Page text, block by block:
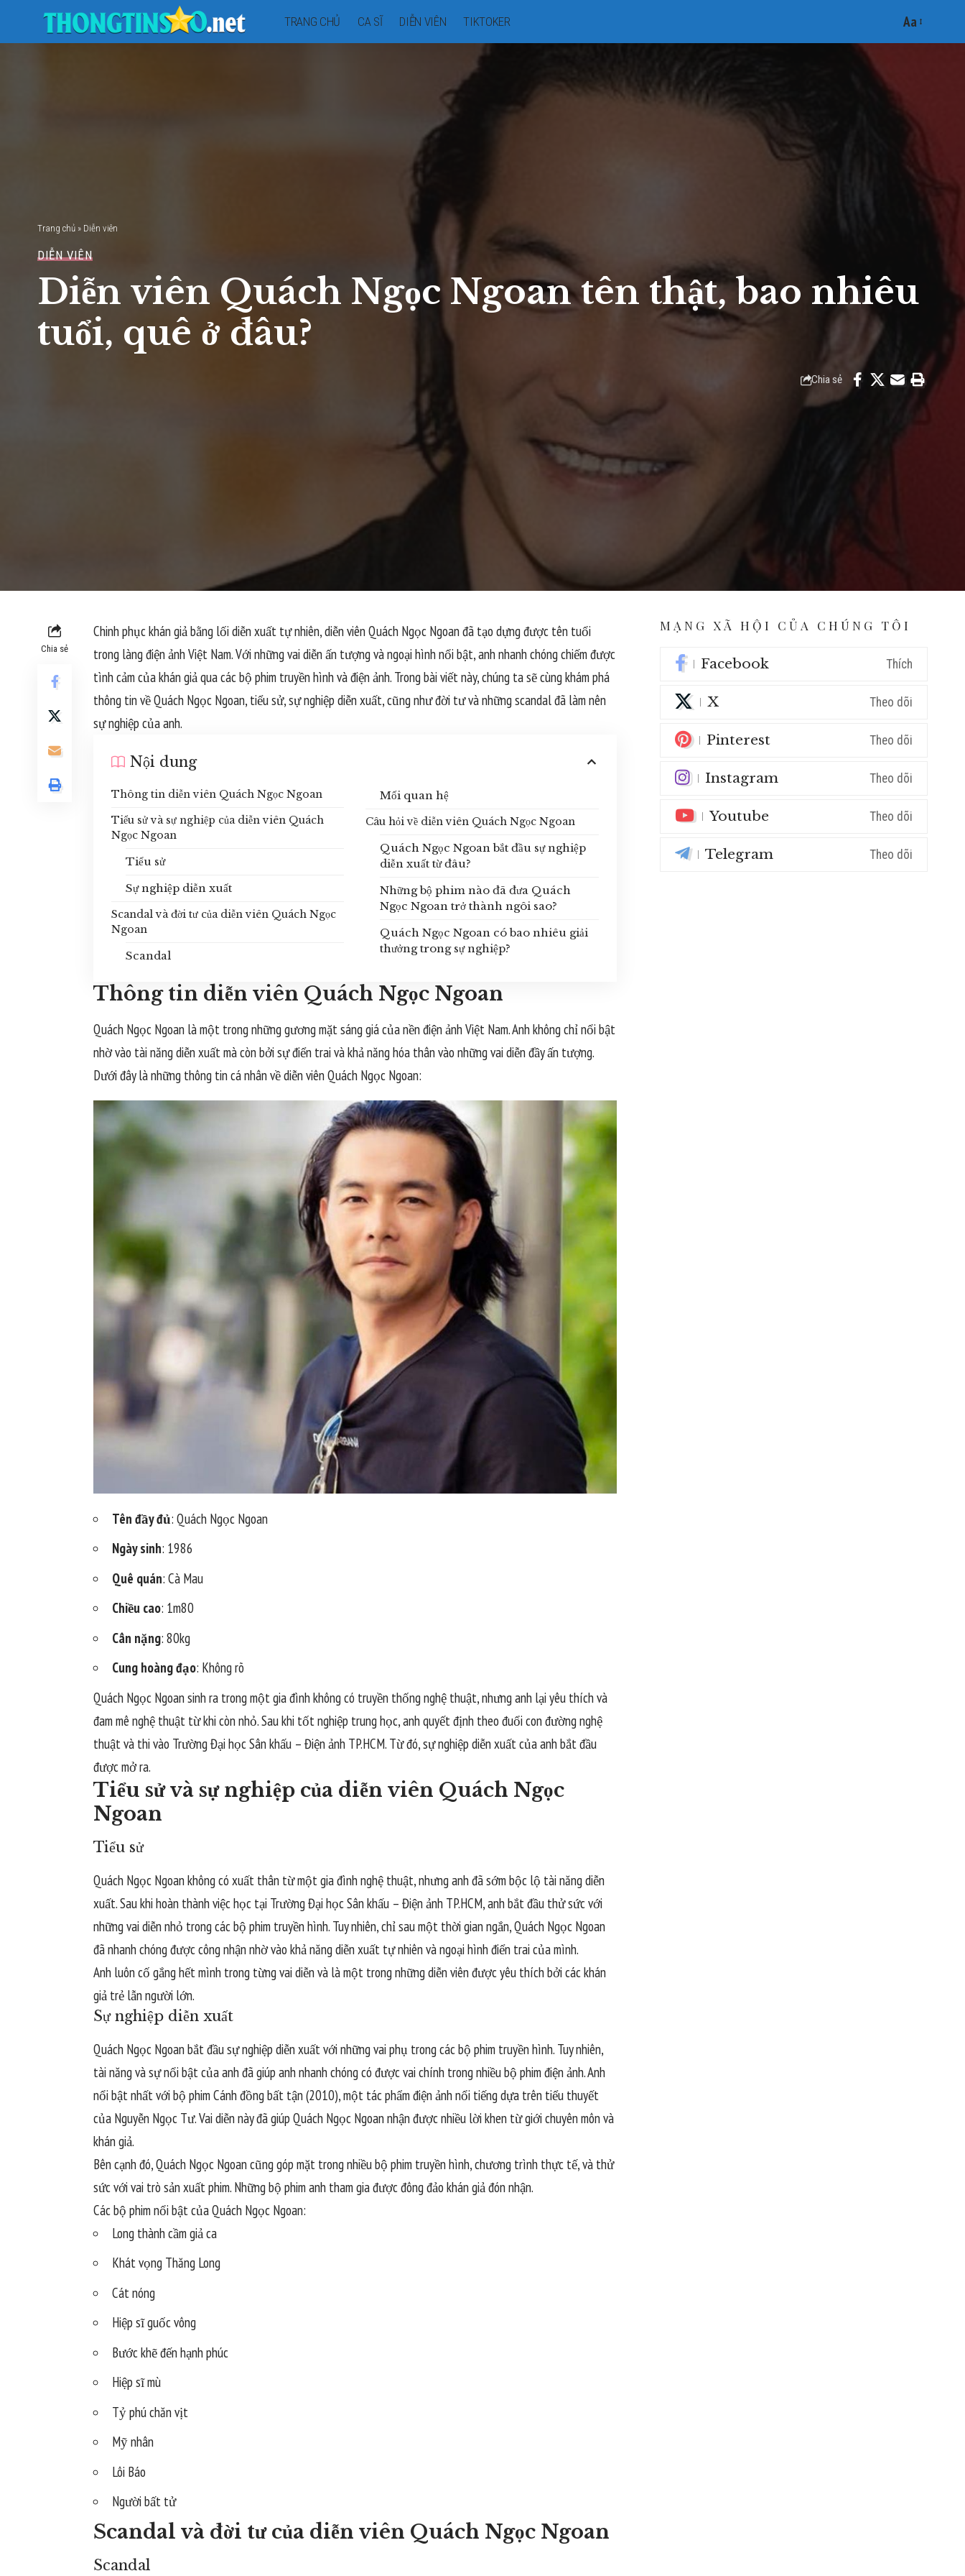
TRANG CHỦ CA SĨ DIỄN VIÊN TIKTOKER
Font
Aa
Trang chủ » Diễn viên
DIỄN VIÊN
Diễn viên Quách Ngọc Ngoan tên thật, bao nhiêu
tuổi, quê ở đâu?
Chia sẻ
Chia sẻ
Chinh phục khán giả bằng lối diễn xuất tự nhiên, diễn viên Quách Ngọc Ngoan đã tạo dựng được tên tuổi
trong làng điện ảnh Việt Nam. Với những vai diễn ấn tượng và ngoại hình nổi bật, anh nhanh chóng chiếm được
tình cảm của khán giả qua các bộ phim truyền hình và điện ảnh. Trong bài viết này, chúng ta sẽ cùng khám phá
thông tin về Quách Ngọc Ngoan, tiểu sử, sự nghiệp diễn xuất, cũng như đời tư và những scandal đã làm nên
sự nghiệp của anh.
Nội dung
Thông tin diễn viên Quách Ngọc Ngoan
Tiểu sử và sự nghiệp của diễn viên Quách
Ngọc Ngoan
Tiểu sử
Sự nghiệp diễn xuất
Scandal và đời tư của diễn viên Quách Ngọc
Ngoan
Scandal
Mối quan hệ
Câu hỏi về diễn viên Quách Ngọc Ngoan
Quách Ngọc Ngoan bắt đầu sự nghiệp
diễn xuất từ đâu?
Những bộ phim nào đã đưa Quách
Ngọc Ngoan trở thành ngôi sao?
Quách Ngọc Ngoan có bao nhiêu giải
thưởng trong sự nghiệp?
Thông tin diễn viên Quách Ngọc Ngoan
Quách Ngọc Ngoan là một trong những gương mặt sáng giá của nền điện ảnh Việt Nam. Anh không chỉ nổi bật
nhờ vào tài năng diễn xuất mà còn bởi sự điển trai và khả năng hóa thân vào những vai diễn đầy ấn tượng.
Dưới đây là những thông tin cá nhân về diễn viên Quách Ngọc Ngoan:
Tên đầy đủ: Quách Ngọc Ngoan
Ngày sinh: 1986
Quê quán: Cà Mau
Chiều cao: 1m80
Cân nặng: 80kg
Cung hoàng đạo: Không rõ
Quách Ngọc Ngoan sinh ra trong một gia đình không có truyền thống nghệ thuật, nhưng anh lại yêu thích và
đam mê nghệ thuật từ khi còn nhỏ. Sau khi tốt nghiệp trung học, anh quyết định theo đuổi con đường nghệ
thuật và thi vào Trường Đại học Sân khấu – Điện ảnh TP.HCM. Từ đó, sự nghiệp diễn xuất của anh bắt đầu
được mở ra.
Tiểu sử và sự nghiệp của diễn viên Quách Ngọc
Ngoan
Tiểu sử
Quách Ngọc Ngoan không có xuất thân từ một gia đình nghệ thuật, nhưng anh đã sớm bộc lộ tài năng diễn
xuất. Sau khi hoàn thành việc học tại Trường Đại học Sân khấu – Điện ảnh TP.HCM, anh bắt đầu thử sức với
những vai diễn nhỏ trong các bộ phim truyền hình. Tuy nhiên, chỉ sau một thời gian ngắn, Quách Ngọc Ngoan
đã nhanh chóng được công nhận nhờ vào khả năng diễn xuất tự nhiên và ngoại hình điển trai của mình.
Anh luôn cố gắng hết mình trong từng vai diễn và là một trong những diễn viên được yêu thích bởi các khán
giả trẻ lẫn người lớn.
Sự nghiệp diễn xuất
Quách Ngọc Ngoan bắt đầu sự nghiệp diễn xuất với những vai phụ trong các bộ phim truyền hình. Tuy nhiên,
tài năng và sự nổi bật của anh đã giúp anh nhanh chóng có được vai chính trong nhiều bộ phim điện ảnh. Anh
nổi bật nhất với bộ phim Cánh đồng bất tận (2010), một tác phẩm điện ảnh nổi tiếng dựa trên tiểu thuyết
của Nguyễn Ngọc Tư. Vai diễn này đã giúp Quách Ngọc Ngoan nhận được nhiều lời khen từ giới chuyên môn và
khán giả.
Bên cạnh đó, Quách Ngọc Ngoan cũng góp mặt trong nhiều bộ phim truyền hình, chương trình thực tế, và thử
sức với vai trò sản xuất phim. Những bộ phim anh tham gia được đông đảo khán giả đón nhận.
Các bộ phim nổi bật của Quách Ngọc Ngoan:
Long thành cầm giả ca
Khát vọng Thăng Long
Cát nóng
Hiệp sĩ guốc vông
Bước khẽ đến hạnh phúc
Hiệp sĩ mù
Tỷ phú chăn vịt
Mỹ nhân
Lôi Báo
Người bất tử
Scandal và đời tư của diễn viên Quách Ngọc Ngoan
Scandal
MẠNG XÃ HỘI CỦA CHÚNG TÔI
Facebook Thích
X Theo dõi
Pinterest Theo dõi
Instagram Theo dõi
Youtube Theo dõi
Telegram Theo dõi